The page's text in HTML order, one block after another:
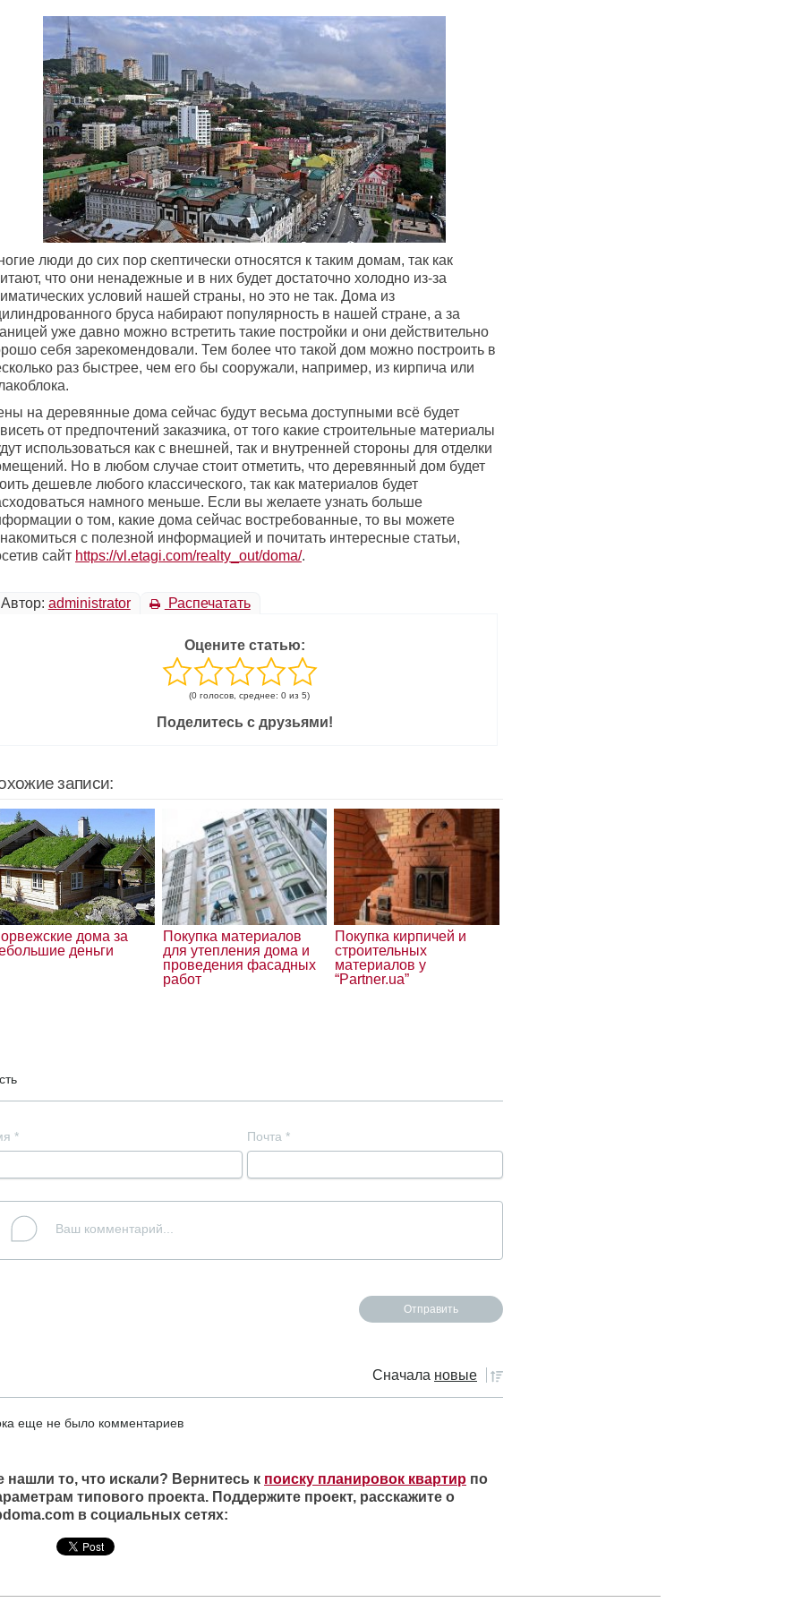
люди до сих пор скептически относятся к таким домам, так как
что они ненадежные и в них будет достаточно холодно из-за
условий нашей страны, но это не так. Дома из
бруса набирают популярность в нашей стране, а за
уже давно можно встретить такие постройки и они действительно
себя зарекомендовали. Тем более что такой дом можно построить в
раз быстрее, чем его бы сооружали, например, из кирпича или
на деревянные дома сейчас будут весьма доступными всё будет
от предпочтений заказчика, от того какие строительные материалы
использоваться как с внешней, так и внутренней стороны для отделки
Но в любом случае стоит отметить, что деревянный дом будет
дешевле любого классического, так как материалов будет
намного меньше. Если вы желаете узнать больше
о том, какие дома сейчас востребованные, то вы можете
с полезной информацией и почитать интересные статьи,
сайт https://vl.etagi.com/realty_out/doma/.
Автор: administrator Распечатать
Оцените статью:
(0 голосов, среднее: 0 из 5)
Поделитесь с друзьями!
записи:
дома за
деньги
Покупка материалов
для утепления дома и
проведения фасадных
работ
Покупка кирпичей и
строительных
материалов у
“Partner.ua”
* Почта *
Сначала новые
еще не было комментариев
нашли то, что искали? Вернитесь к поиску планировок квартир по
типового проекта. Поддержите проект, расскажите о
в социальных сетях: